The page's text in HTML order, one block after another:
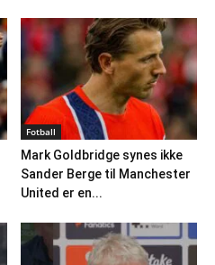
Fotball
Mark Goldbridge synes ikke
Sander Berge til Manchester
United er en...